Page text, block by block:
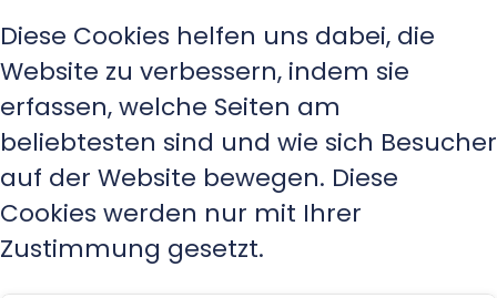
Diese Cookies helfen uns dabei, die
Website zu verbessern, indem sie
erfassen, welche Seiten am
beliebtesten sind und wie sich Besucher
auf der Website bewegen. Diese
Cookies werden nur mit Ihrer
Zustimmung gesetzt.